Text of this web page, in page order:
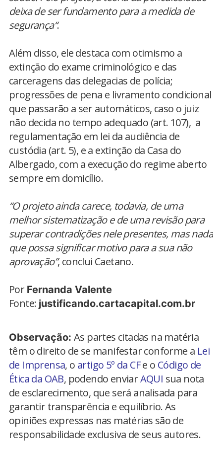
deixa de ser fundamento para a medida de
segurança“.
Além disso, ele destaca com otimismo a
extinção do exame criminológico e das
carceragens das delegacias de polícia;
progressões de pena e livramento condicional
que passarão a ser automáticos, caso o juiz
não decida no tempo adequado (art. 107), a
regulamentação em lei da audiência de
custódia (art. 5), e a extinção da Casa do
Albergado, com a execução do regime aberto
sempre em domicílio.
“O projeto ainda carece, todavia, de uma
melhor sistematização e de uma revisão para
superar contradições nele presentes, mas nada
que possa significar motivo para a sua não
aprovação”, conclui Caetano.
Por Fernanda Valente
Fonte: justificando.cartacapital.com.br
Observação: As partes citadas na matéria
têm o direito de se manifestar conforme a Lei
de Imprensa, o artigo 5º da CFe o Código de
Ética da OAB, podendo enviarAQUI sua nota
de esclarecimento, que será analisada para
garantir transparência e equilíbrio. As
opiniões expressas nas matérias são de
responsabilidade exclusiva de seus autores.